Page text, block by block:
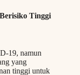
Tinggi
19, namun
yang
tinggi untuk